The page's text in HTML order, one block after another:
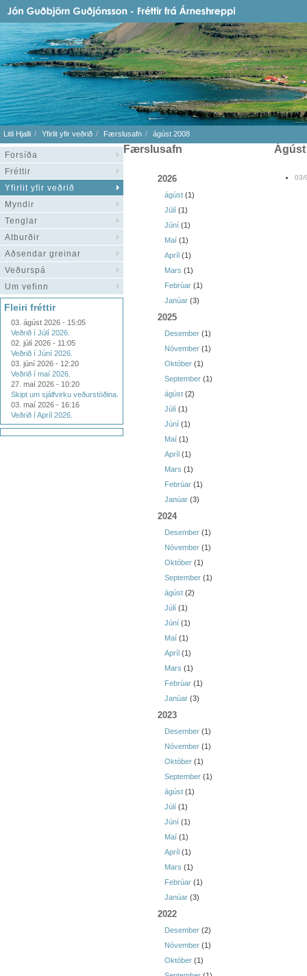
Litli Hjalli Yfirlit yfir veðrið Færslusafn ágúst 2008
Forsíða
Fréttir
Yfirlit yfir veðrið
Myndir
Tenglar
Atburðir
Aðsendar greinar
Veðurspá
Um vefinn
Fleiri fréttir
03. ágúst 2026 - 15:05
Veðrið í Júlí 2026.
02. júlí 2026 - 11:05
Veðrið í Júní 2026.
03. júní 2026 - 12:20
Veðrið í maí 2026.
27. maí 2026 - 10:20
Skipt um sjálfvirku veðurstöðina.
03. maí 2026 - 16:16
Veðrið í Apríl 2026.
Færslusafn
2026
ágúst (1)
Júlí (1)
Júní (1)
Maí (1)
Apríl (1)
Mars (1)
Febrúar (1)
Janúar (3)
2025
Desember (1)
Nóvember (1)
Október (1)
September (1)
ágúst (2)
Júlí (1)
Júní (1)
Maí (1)
Apríl (1)
Mars (1)
Febrúar (1)
Janúar (3)
2024
Desember (1)
Nóvember (1)
Október (1)
September (1)
ágúst (2)
Júlí (1)
Júní (1)
Maí (1)
Apríl (1)
Mars (1)
Febrúar (1)
Janúar (3)
2023
Desember (1)
Nóvember (1)
Október (1)
September (1)
ágúst (1)
Júlí (1)
Júní (1)
Maí (1)
Apríl (1)
Mars (1)
Febrúar (1)
Janúar (3)
2022
Desember (2)
Nóvember (1)
Október (1)
03/